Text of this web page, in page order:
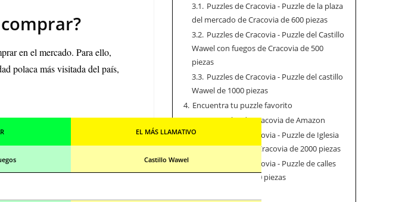
en el mercado. Para ello,
polaca más visitada del país,
EL MÁS LLAMATIVO
Castillo Wawel
3.1. Puzzles de Cracovia - Puzzle de la plaza
del mercado de Cracovia de 600 piezas
3.2. Puzzles de Cracovia - Puzzle del Castillo
Wawel con fuegos de Cracovia de 500
piezas
3.3. Puzzles de Cracovia - Puzzle del castillo
Wawel de 1000 piezas
4. Encuentra tu puzzle favorito
5. Otros puzzles de Cracovia de Amazon
5.1.
Puzzles de Cracovia - Puzzle de Iglesia
de Santa María de Cracovia de 2000 piezas
Puzzles de Cracovia - Puzzle de calles
de Cracovia de 1000 piezas